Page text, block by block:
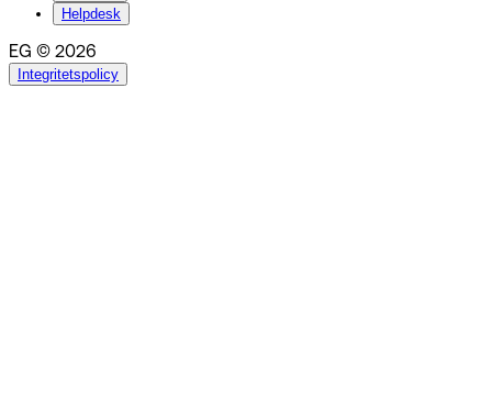
Helpdesk
EG © 2026
Integritetspolicy